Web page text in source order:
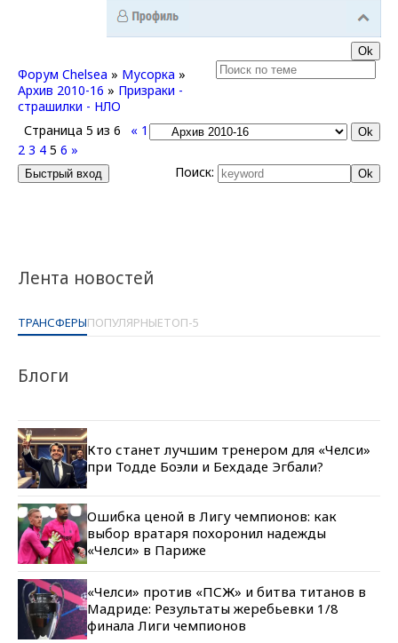
Лента новостей
ТРАНСФЕРЫПОПУЛЯРНЫЕТОП-5
Блоги
Кто станет лучшим тренером для «Челси»
при Тодде Боэли и Бехдаде Эгбали?
Ошибка ценой в Лигу чемпионов: как
выбор вратаря похоронил надежды
«Челси» в Париже
«Челси» против «ПСЖ» и битва титанов в
Мадриде: Результаты жеребьевки 1/8
финала Лиги чемпионов
Форум Chelsea » Мусорка »
Архив 2010-16 » Призраки -
страшилки - НЛО
Страница 5 из 6 « 1
2 3 4 5 6 »
Поиск: